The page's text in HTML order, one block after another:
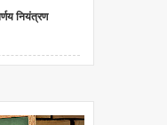
नियंत्रण